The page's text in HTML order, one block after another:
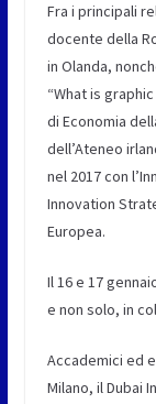
Fra i principali
docente della
in Olanda,
“What is
di Economia
dell’Ateneo
nel 2017 con
Innovation
Europea.
Il 16 e 17
e non solo, in
Accademici ed
Milano, il Dubai